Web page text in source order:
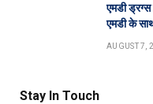
एमडी ड्रग्स
एमडी के
AUGUST 7,
Stay In Touch